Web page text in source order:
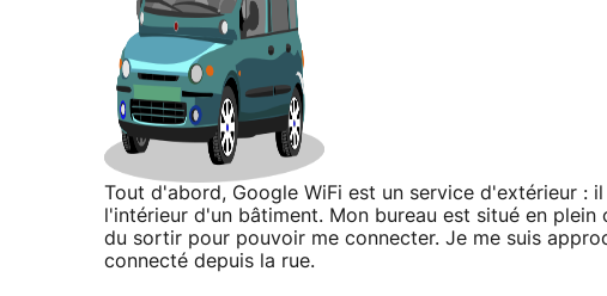
Tout d'abord, Google WiFi est un service d'extérieur :
l'intérieur d'un bâtiment. Mon bureau est situé en
du sortir pour pouvoir me connecter. Je me suis
connecté depuis la rue.